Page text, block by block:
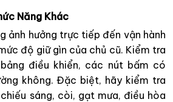
Năng Khác
ảnh hưởng trực tiếp đến vận hành
độ giữ gìn của chủ cũ. Kiểm tra
điều khiển, các nút bấm có
không. Đặc biệt, hãy kiểm tra
sáng, còi, gạt mưa, điều hòa